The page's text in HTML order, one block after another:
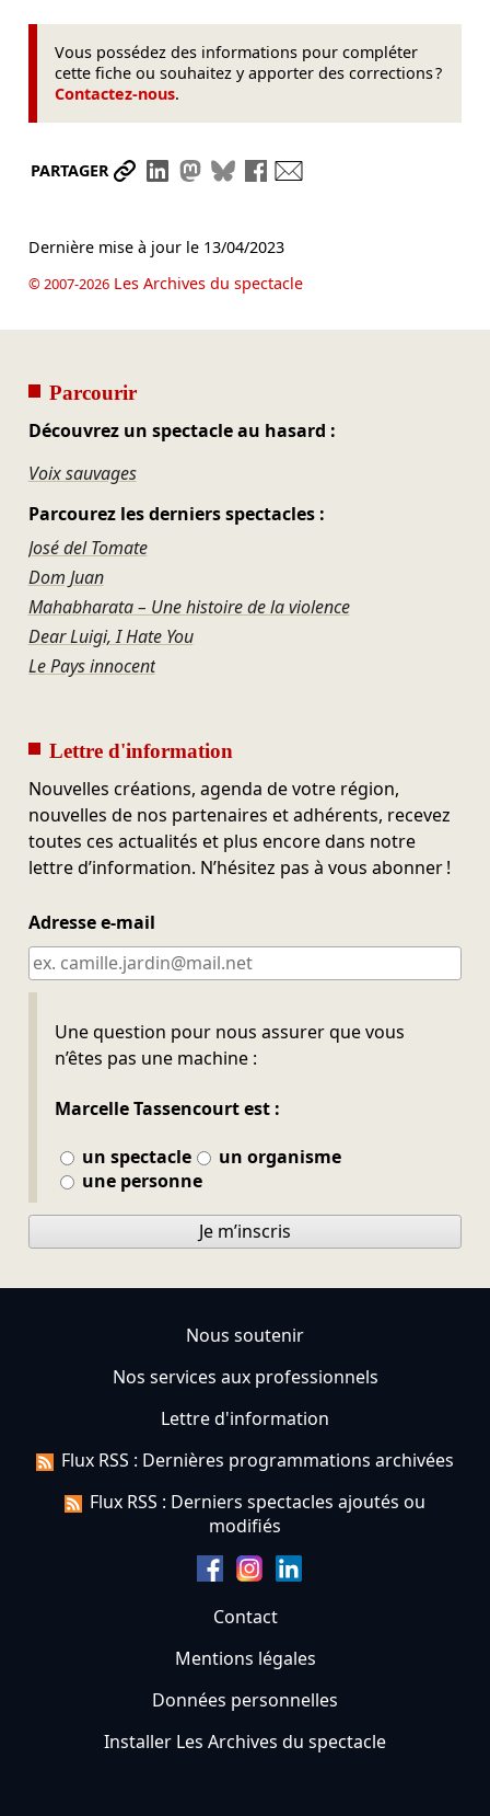
Vous possédez des informations pour compléter
cette fiche ou souhaitez y apporter des corrections ?
Contactez-nous.
PARTAGER Partager le lien
Partager sur LinkedIn
Partager sur Mastodon
Partager sur Bluesky
Partager sur Facebook
Dernière mise à jour le 13/04/2023
© 2007-2026Les Archives du spectacle
Parcourir
Découvrez un spectacle au hasard :
Voix sauvages
Parcourez les derniers spectacles :
José del Tomate
Dom Juan
Mahabharata – Une histoire de la violence
Dear Luigi, I Hate You
Le Pays innocent
Lettre d'information
Nouvelles créations, agenda de votre région,
nouvelles de nos partenaires et adhérents, recevez
toutes ces actualités et plus encore dans notre
lettre d’information. N’hésitez pas à vous abonner !
Adresse e-mail
Une question pour nous assurer que vous
n’êtes pas une machine :
Marcelle Tassencourt est :
un spectacle
un organisme
une personne
Ne pas remplir
Je m’inscris
Nous soutenir
Nos services aux professionnels
Lettre d'information
Flux RSS : Dernières programmations archivées
Flux RSS : Derniers spectacles ajoutés ou
modifiés
Contact
Mentions légales
Données personnelles
Installer Les Archives du spectacle